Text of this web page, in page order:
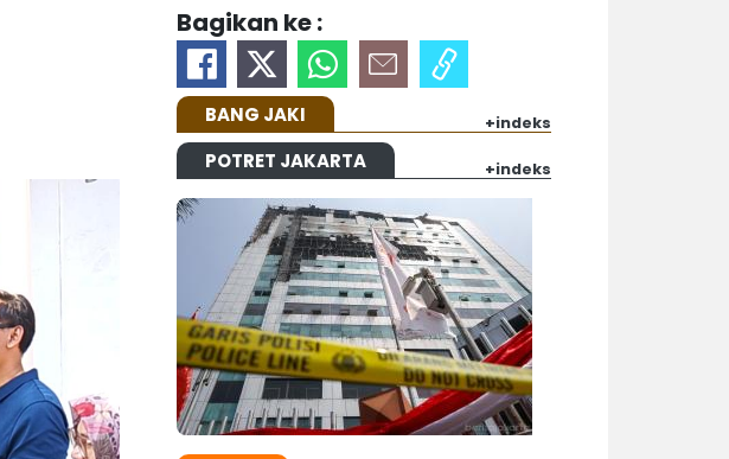
Bagikan ke :
BANG JAKI +indeks
POTRET JAKARTA +indeks